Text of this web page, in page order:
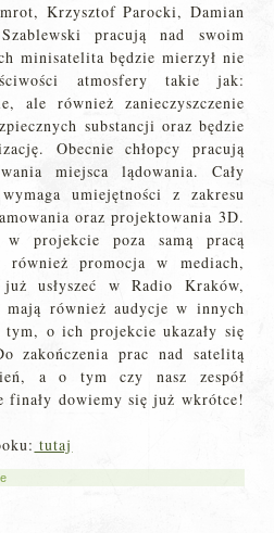
Krzysztof Parocki, Damian
pracują nad swoim
minisatelita będzie mierzył nie
atmosfery takie jak:
ale również zanieczyszczenie
substancji oraz będzie
Obecnie chłopcy pracują
miejsca lądowania. Cały
umiejętności z zakresu
oraz projektowania 3D.
projekcie poza samą pracą
również promocja w mediach,
usłyszeć w Radio Kraków,
również audycje w innych
tym, o ich projekcie ukazały się
zakończenia prac nad satelitą
a o tym czy nasz zespół
finały dowiemy się już wkrótce!
tutaj